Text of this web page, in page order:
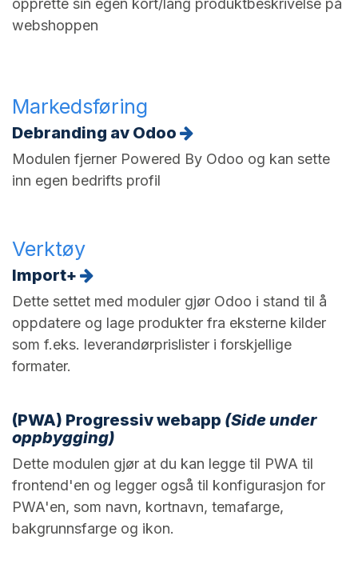
webshoppen
Markedsføring
Debranding av Odoo
Modulen fjerner Powered By Odoo og kan sette
inn egen bedrifts profil
Verktøy
Import+
Dette settet med moduler gjør Odoo i stand til å
oppdatere og lage produkter fra eksterne kilder
som f.eks. leverandørprislister i forskjellige
formater.
(PWA) Progressiv webapp (Side under
oppbygging)
Dette modulen gjør at du kan legge til PWA til
frontend'en og legger også til konfigurasjon for
PWA'en, som navn, kortnavn, temafarge,
bakgrunnsfarge og ikon.